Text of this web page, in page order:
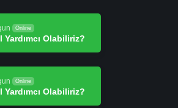
Online
Yardımcı Olabiliriz?
Online
Yardımcı Olabiliriz?